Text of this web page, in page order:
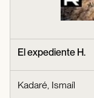
El expediente H.
Kadaré, Ismaíl